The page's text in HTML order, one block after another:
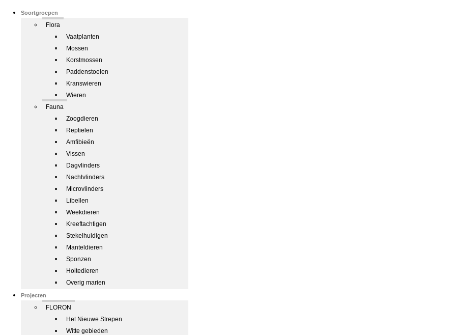
Soortgroepen
Flora
Vaatplanten
Mossen
Korstmossen
Paddenstoelen
Kranswieren
Wieren
Fauna
Zoogdieren
Reptielen
Amfibieën
Vissen
Dagvlinders
Nachtvlinders
Microvlinders
Libellen
Weekdieren
Kreeftachtigen
Stekelhuidigen
Manteldieren
Sponzen
Holtedieren
Overig marien
Projecten
FLORON
Het Nieuwe Strepen
Witte gebieden